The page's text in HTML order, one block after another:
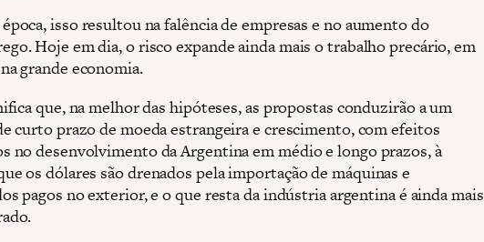
isso resultou na falência de empresas e no aumento do
Hoje em dia, o risco expande ainda mais o trabalho precário, em
grande economia.
que, na melhor das hipóteses, as propostas conduzirão a um
curto prazo de moeda estrangeira e crescimento, com efeitos
no desenvolvimento da Argentina em médio e longo prazos, à
os dólares são drenados pela importação de máquinas e
pagos no exterior, e o que resta da indústria argentina é ainda mais